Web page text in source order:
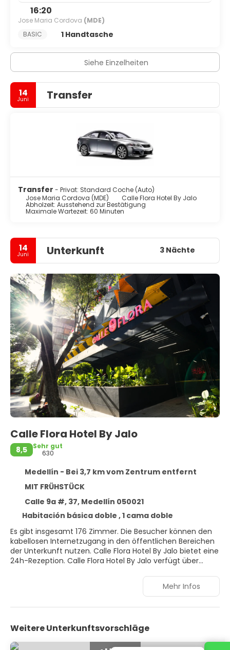
16:20
Jose Maria Cordova (MDE)
BASIC
1 Handtasche
Siehe Einzelheiten
14
Juni Transfer
Transfer - Privat: Standard Coche (Auto)
Jose Maria Cordova (MDE)
Calle Flora Hotel By Jalo
Abholzeit: Ausstehend zur Bestätigung
Maximale Wartezeit: 60 Minuten
14
Juni Unterkunft 3 Nächte
Calle Flora Hotel By Jalo
8,5
Sehr gut
630
Medellín - Bei 3,7 km vom Zentrum entfernt
MIT FRÜHSTÜCK
Calle 9a #, 37, Medellín 050021
Habitación básica doble , 1 cama doble
Es gibt insgesamt 176 Zimmer. Die Besucher können den
kabellosen Internetzugang in den öffentlichen Bereichen
der Unterkunft nutzen. Calle Flora Hotel By Jalo bietet eine
24h-Rezeption. Calle Flora Hotel By Jalo verfügt über
sind. Diese Einrichtung ist umweltbewusst. Diese
Unterkunft umfasst verschiedene Restaurants, die dafür
sorgen, dass die Reisenden alle Aspekte des Aufenthalts
genießen werden. Die Einrichtung kann für einige dieser
Mehr Infos
Weitere Unterkunftsvorschläge